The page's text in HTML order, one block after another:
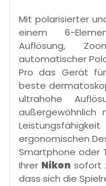
Mit polarisierter
einem 6-
Auflösung,
automatischer
Pro das Gerät
beste
ultrahohe
außergewöhnlich
ergonomischen
Smartphone oder
Ihrer Nikon sofort
dass sich die